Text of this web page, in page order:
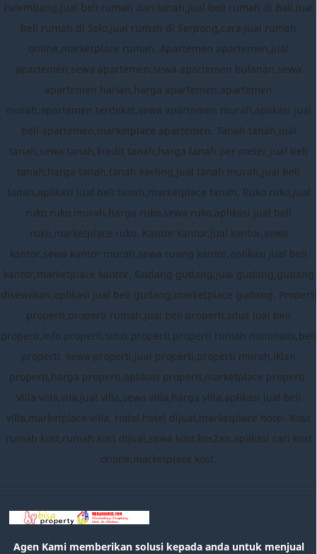
Palembang,jual beli rumah dan tanah,jual beli rumah di Bali,jual
beli rumah di Solo,jual rumah di Serpong,cara jual rumah
online,marketplace rumah. Apartemen apartemen,jual
apartemen,sewa apartemen,sewa apartemen bulanan,sewa
apartemen harian,harga apartemen,apartemen
murah,apartemen terdekat,sewa apartemen murah,aplikasi jual
beli apartemen,marketplace apartemen. Tanah tanah,jual
tanah,sewa tanah,kredit tanah,harga tanah per meter,jual beli
tanah,harga tanah,tanah kavling,jual tanah murah,jual beli
tanah,aplikasi jual beli tanah,marketplace tanah. Ruko ruko,jual
ruko,ruko murah,harga ruko,sewa ruko,aplikasi jual beli
ruko,marketplace ruko. Kantor kantor,jual kantor,sewa
kantor,sewa kantor murah,sewa ruang kantor,aplikasi jual beli
kantor,marketplace kantor. Gudang gudang,jual gudang,gudang
disewakan,aplikasi jual beli gudang,marketplace gudang. Properti
properti,properti rumah,jual beli properti,situs jual beli
properti,info properti,situs properti,properti rumah minimalis,beli
properti, sewa properti,jual properti,properti murah,iklan
properti,harga properti,aplikasi properti,marketplace properti.
Villa villa,vila,jual villa,sewa villa,harga villa,aplikasi jual beli
villa,marketplace villa. Hotel hotel dijual,marketplace hotel. Kost
rumah kost,rumah kost dijual,sewa kost,kos2an,aplikasi cari kost
online,marketplace kost.
Agen Kami memberikan solusi kepada anda untuk menjual